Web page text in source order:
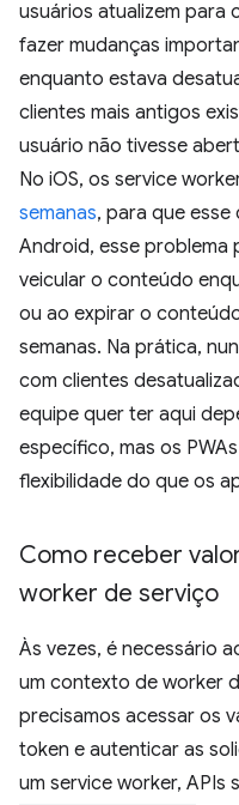
usuários atualizem para
fazer mudanças
enquanto estava
clientes mais antigos
usuário não tivesse
No iOS, os service
semanas, para que
Android, esse problema
veicular o conteúdo
ou ao expirar o
semanas. Na prática,
com clientes
equipe quer ter aqui
específico, mas os
flexibilidade do que os
Como receber
worker de serviço
Às vezes, é necessário
um contexto de worker
precisamos acessar os
token e autenticar as
um service worker, APIs